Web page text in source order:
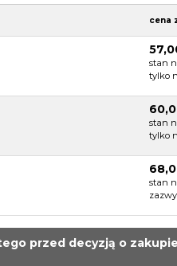
cena
stan
tylko
stan
tylko
stan
przed decyzją o